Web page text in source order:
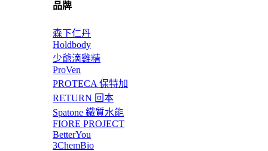
品牌
森下仁丹
Holdbody
少爺滴雞精
ProVen
PROTECA 保特加
RETURN 回本
Spatone 鐵質水能
FIORE PROJECT
BetterYou
3ChemBio